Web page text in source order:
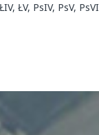
ŁV, PsIV, PsV,